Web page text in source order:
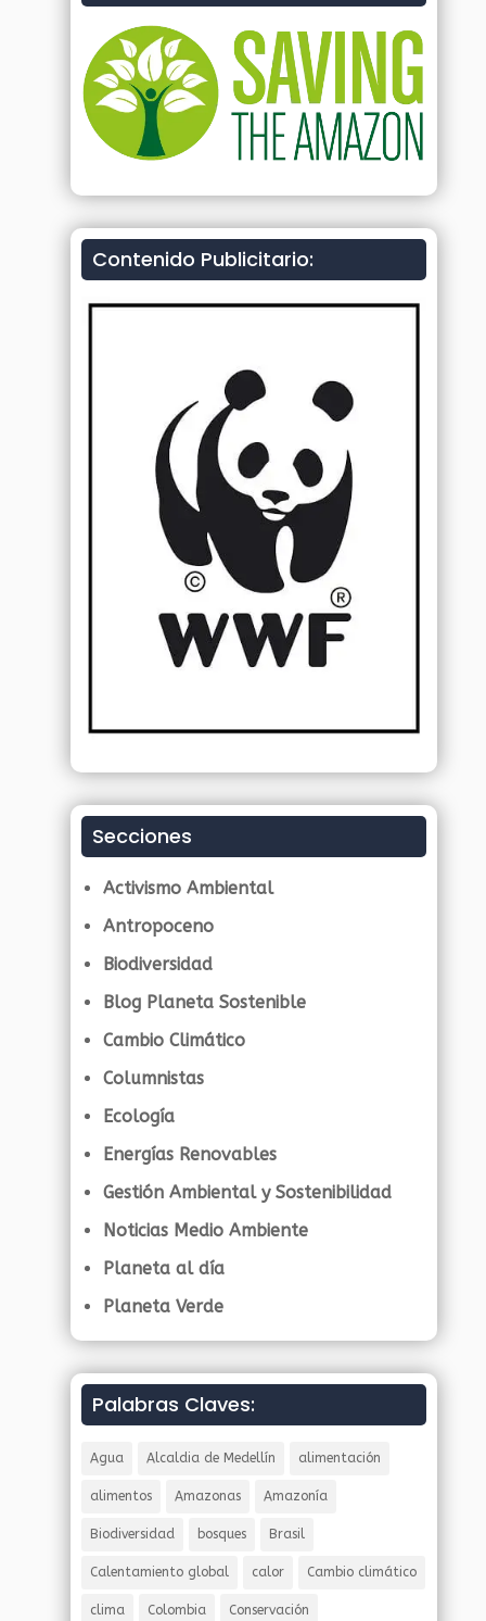
Contenido Publicitario:
Secciones
Activismo Ambiental
Antropoceno
Biodiversidad
Blog Planeta Sostenible
Cambio Climático
Columnistas
Ecología
Energías Renovables
Gestión Ambiental y Sostenibilidad
Noticias Medio Ambiente
Planeta al día
Planeta Verde
Palabras Claves:
Agua Alcaldia de Medellín alimentación
alimentos Amazonas Amazonía
Biodiversidad bosques Brasil
Calentamiento global calor Cambio climático
clima Colombia Conservación